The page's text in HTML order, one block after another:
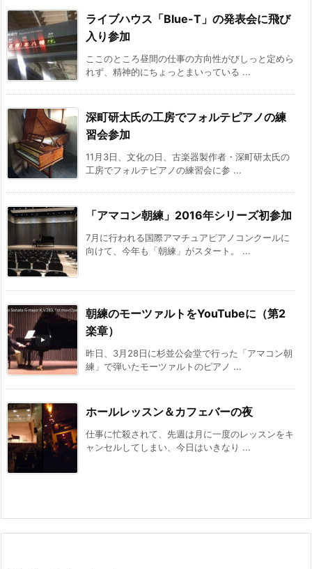
ライブハウス「Blue-T」の発表会に飛び
入り参加
ここのところ昼間の仕事の方向性がびしっと定めら
れず、精神的にちょっとまいっている ...
深町研太氏の工房でフォルテピアノの練
習会参加
11月3日、文化の日、古楽器製作者・深町研太氏の
工房でフォルテピアノの練習会に参 ...
「アマコン朝練」2016年シリーズ初参加
7月に行われる国際アマチュアピアノコンクールに
向けて、今年も「朝練」がスタート。 ...
朝練のモーツァルトをYouTubeに（第2
楽章）
昨日、3月28日に杉並公会堂で行った「アマコン朝
練」で弾いたモーツァルトのピアノ ...
ホールレッスン＆カフェバーの夜
仕事に忙殺されて、先週は月に一度のレッスンをキ
ャンセルしてしまい、今日はいきなり ...